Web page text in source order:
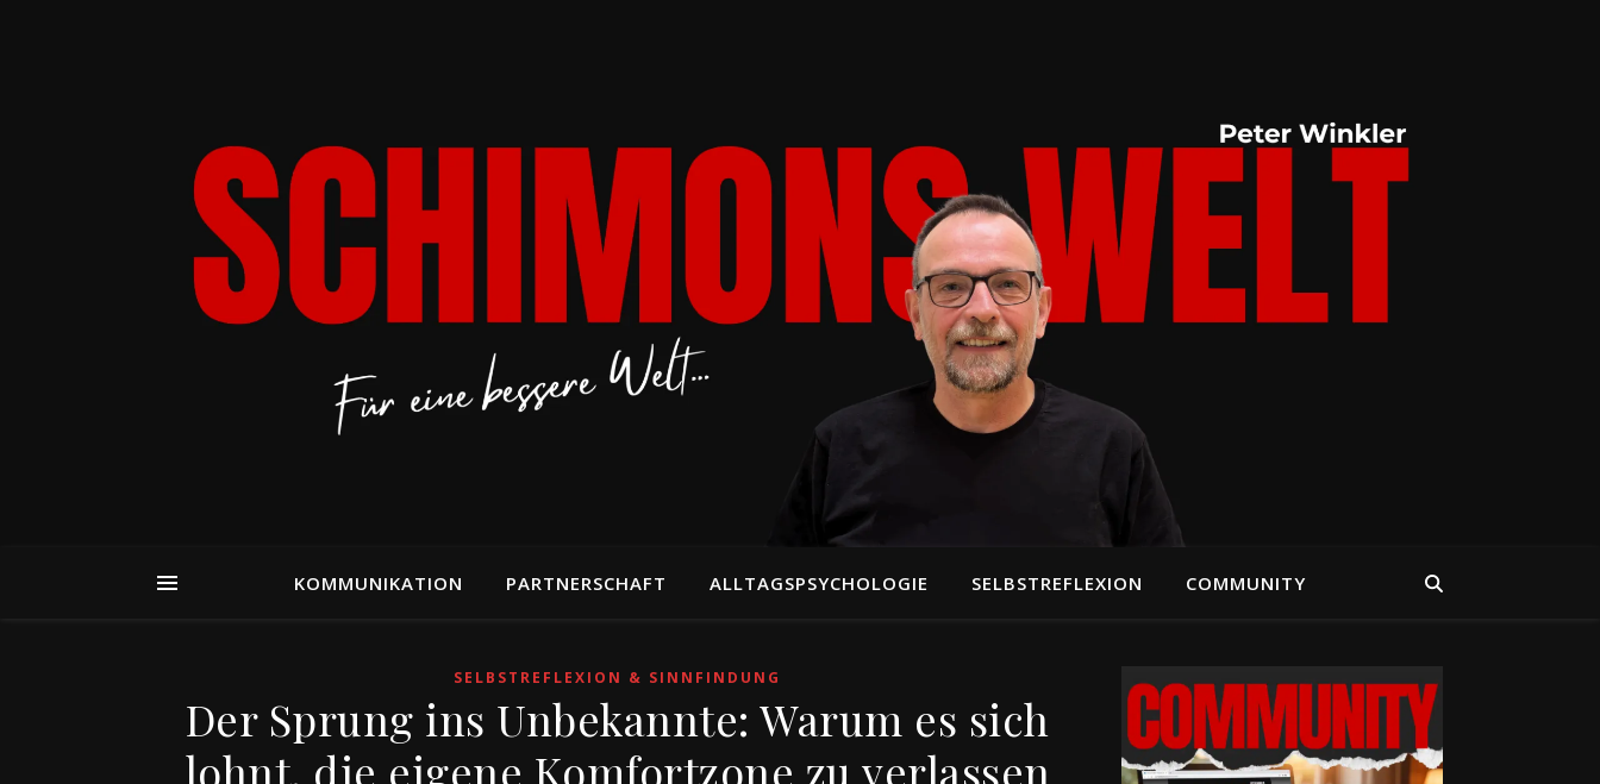
KOMMUNIKATION PARTNERSCHAFT ALLTAGSPSYCHOLOGIE SELBSTREFLEXION COMMUNITY
SELBSTREFLEXION & SINNFINDUNG
Der Sprung ins Unbekannte: Warum es sich
lohnt, die eigene Komfortzone zu verlassen